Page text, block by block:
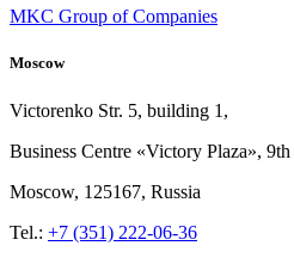
MKC Group of Companies
Moscow
Victorenko Str. 5, building 1,
Business Centre «Victory Plaza», 9th
Moscow, 125167, Russia
Tel.: +7 (351) 222-06-36